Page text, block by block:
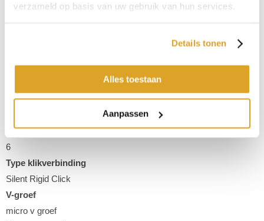
verzameld op basis van uw gebruik van hun services.
Details tonen
Alles toestaan
Aanpassen
Type
Kleur
Aantal planken per pak
6
Type klikverbinding
Silent Rigid Click
V-groef
micro v groef